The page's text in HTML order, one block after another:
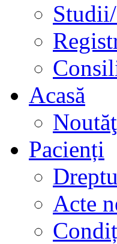
Acasă
Pacienți
Acte